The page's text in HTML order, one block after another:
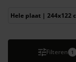
Druk om carrousel
Hele plaat | 244x122
Filteren 1